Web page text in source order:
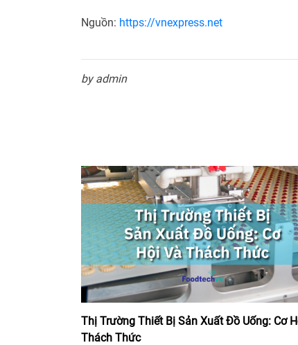
Nguồn: https://vnexpress.net
by admin
Thị Trường Thiết Bị Sản Xuất Đồ Uống: Cơ
Thách Thức